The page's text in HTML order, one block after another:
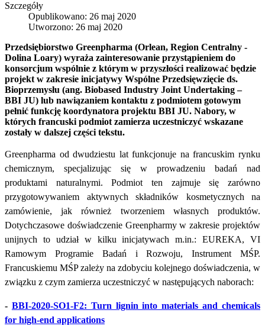
Szczegóły
Opublikowano: 26 maj 2020
Utworzono: 26 maj 2020
Przedsiębiorstwo Greenpharma (Orlean, Region Centralny -
Dolina Loary) wyraża zainteresowanie przystąpieniem do
konsorcjum wspólnie z którym w przyszłości realizować będzie
projekt w zakresie inicjatywy Wspólne Przedsięwzięcie ds.
Bioprzemysłu (ang. Biobased Industry Joint Undertaking –
BBI JU) lub nawiązaniem kontaktu z podmiotem gotowym
pełnić funkcję koordynatora projektu BBI JU. Nabory, w
których francuski podmiot zamierza uczestniczyć wskazane
zostały w dalszej części tekstu.
Greenpharma od dwudziestu lat funkcjonuje na francuskim rynku
chemicznym, specjalizując się w prowadzeniu badań nad
produktami naturalnymi. Podmiot ten zajmuje się zarówno
przygotowywaniem aktywnych składników kosmetycznych na
zamówienie, jak również tworzeniem własnych produktów.
Dotychczasowe doświadczenie Greenpharmy w zakresie projektów
unijnych to udział w kilku inicjatywach m.in.: EUREKA, VI
Ramowym Programie Badań i Rozwoju, Instrument MŚP.
Francuskiemu MŚP zależy na zdobyciu kolejnego doświadczenia, w
związku z czym zamierza uczestniczyć w następujących naborach:
- BBI-2020-SO1-F2: Turn lignin into materials and chemicals
for high-end applications